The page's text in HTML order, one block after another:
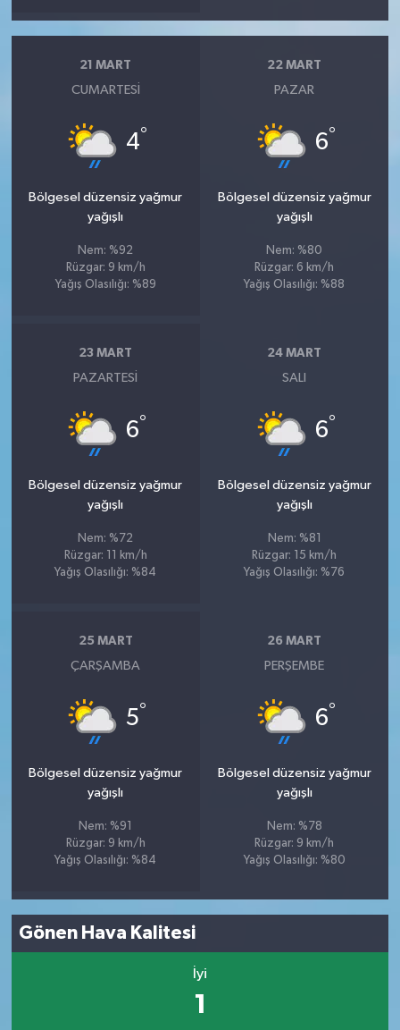
21 MART
CUMARTESI
4°
Bölgesel düzensiz yağmur
yağışlı
Nem: %92
Rüzgar: 9 km/h
Yağış Olasılığı: %89
22 MART
PAZAR
6°
Bölgesel düzensiz yağmur
yağışlı
Nem: %80
Rüzgar: 6 km/h
Yağış Olasılığı: %88
23 MART
PAZARTESI
6°
Bölgesel düzensiz yağmur
yağışlı
Nem: %72
Rüzgar: 11 km/h
Yağış Olasılığı: %84
24 MART
SALI
6°
Bölgesel düzensiz yağmur
yağışlı
Nem: %81
Rüzgar: 15 km/h
Yağış Olasılığı: %76
25 MART
ÇARŞAMBA
5°
Bölgesel düzensiz yağmur
yağışlı
Nem: %91
Rüzgar: 9 km/h
Yağış Olasılığı: %84
26 MART
PERŞEMBE
6°
Bölgesel düzensiz yağmur
yağışlı
Nem: %78
Rüzgar: 9 km/h
Yağış Olasılığı: %80
Gönen Hava Kalitesi
İyi
1